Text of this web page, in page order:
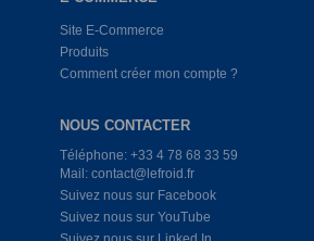
Site E-Commerce
Produits
Comment créer mon compte ?
NOUS CONTACTER
Téléphone: +33 4 78 68 33 59
Mail: contact@lefroid.fr
Suivez nous sur Facebook
Suivez nous sur YouTube